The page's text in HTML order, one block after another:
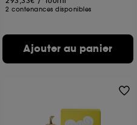
2 contenances disponibles
Ajouter au panier